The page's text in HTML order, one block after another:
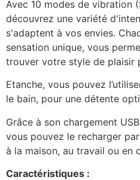
Avec 10 modes de vibration
découvrez une variété
s'adaptent à vos envies.
sensation unique, vous
trouver votre style de plaisir
Etanche, vous pouvez
le bain, pour une détente
Grâce à son chargement
vous pouvez le recharger
à la maison, au travail ou en
Caractéristiques :